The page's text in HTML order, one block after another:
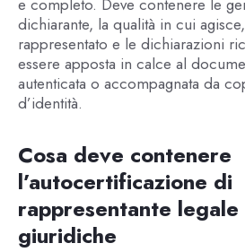
e completo. Deve contenere le
dichiarante, la qualità in cui
rappresentato e le dichiarazioni
essere apposta in calce al
autenticata o accompagnata da
d’identità.
Cosa deve contenere
l’autocertificazione di
rappresentante
giuridiche